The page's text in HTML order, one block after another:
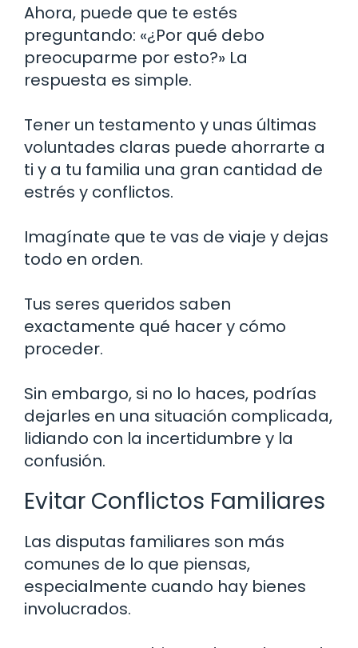
Ahora, puede que te estés
preguntando: «¿Por qué debo
preocuparme por esto?» La
respuesta es simple.
Tener un testamento y unas últimas
voluntades claras puede ahorrarte a
ti y a tu familia una gran cantidad de
estrés y conflictos.
Imagínate que te vas de viaje y dejas
todo en orden.
Tus seres queridos saben
exactamente qué hacer y cómo
proceder.
Sin embargo, si no lo haces, podrías
dejarles en una situación complicada,
lidiando con la incertidumbre y la
confusión.
Evitar Conflictos Familiares
Las disputas familiares son más
comunes de lo que piensas,
especialmente cuando hay bienes
involucrados.